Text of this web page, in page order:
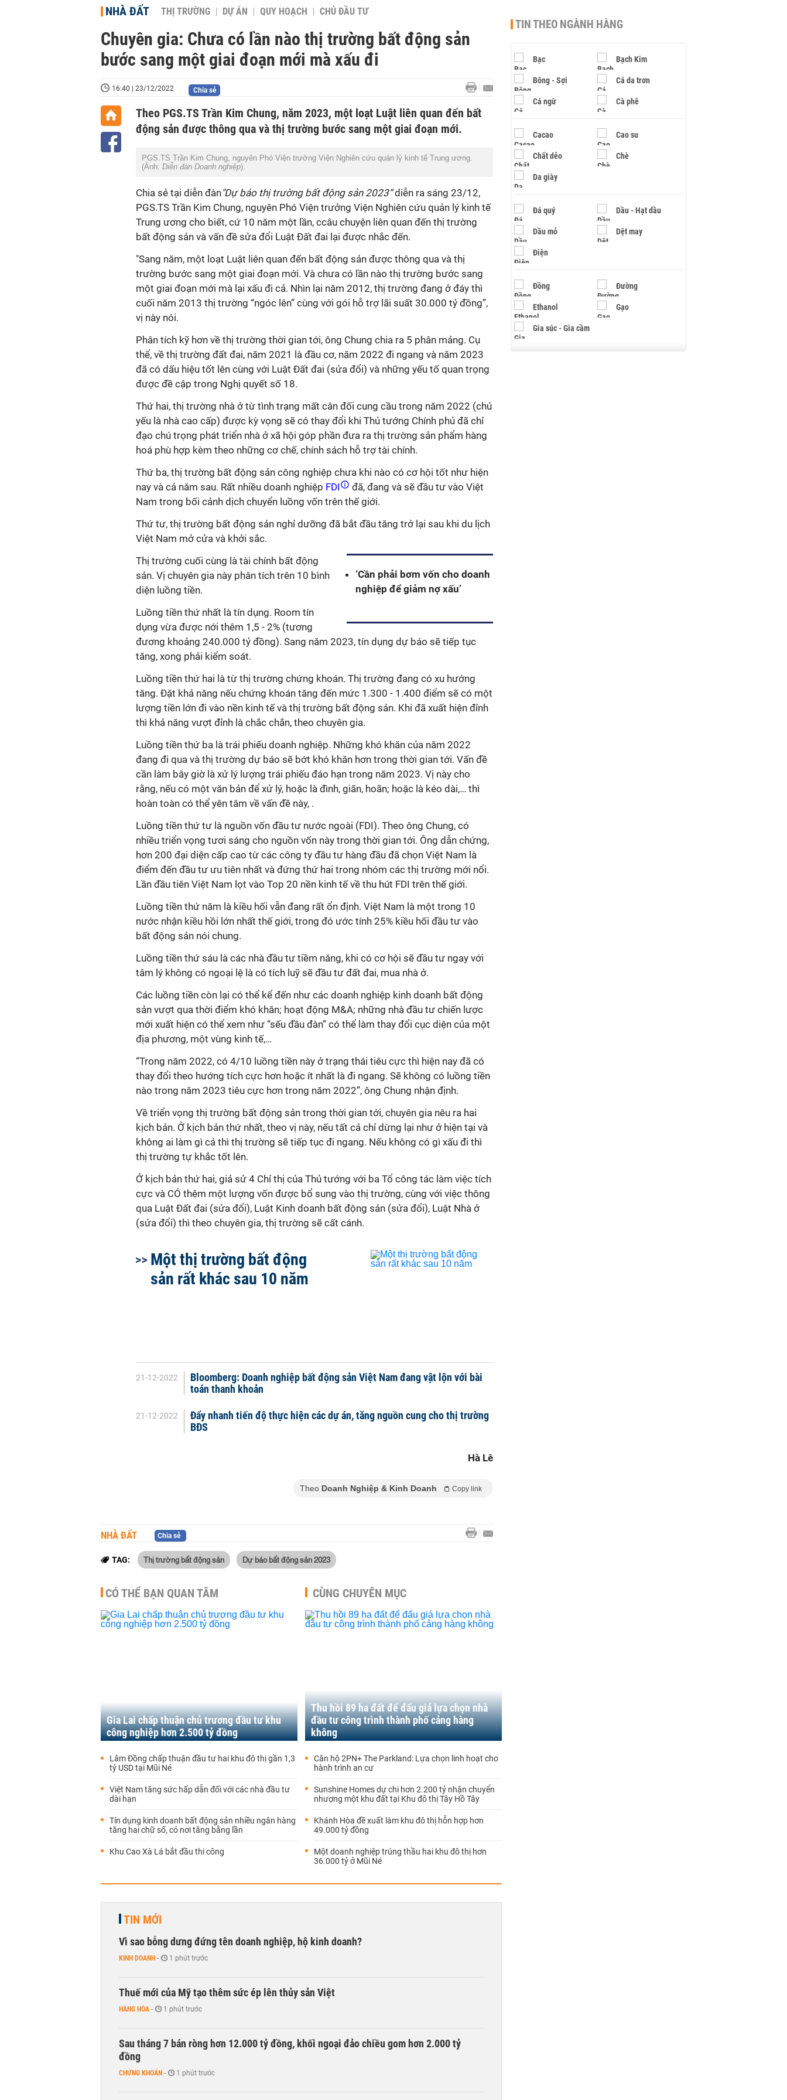
NHÀ ĐẤT THỊ TRƯỜNG DỰ ÁN QUY HOẠCH CHỦ ĐẦU TƯ
Chuyên gia: Chưa có lần nào thị trường bất động sản
bước sang một giai đoạn mới mà xấu đi
16:40 | 23/12/2022 Chia sẻ
Theo PGS.TS Trần Kim Chung, năm 2023, một loạt Luật liên quan đến bất
động sản được thông qua và thị trường bước sang một giai đoạn mới.
PGS.TS Trần Kim Chung, nguyên Phó Viện trưởng Viện Nghiên cứu quản lý kinh tế Trung ương.
(Ảnh: Diễn đàn Doanh nghiệp).
Chia sẻ tại diễn đàn"Dự báo thị trường bất động sản 2023”diễn ra sáng 23/12,
PGS.TS Trần Kim Chung, nguyên Phó Viện trưởng Viện Nghiên cứu quản lý kinh tế
Trung ương cho biết, cứ 10 năm một lần, ccâu chuyện liên quan đến thị trường
bất động sản và vấn đề sửa đổi Luật Đất đai lại được nhắc đến.
"Sang năm, một loạt Luật liên quan đến bất động sản được thông qua và thị
trường bước sang một giai đoạn mới. Và chưa có lần nào thị trường bước sang
một giai đoạn mới mà lại xấu đi cả. Nhìn lại năm 2012, thị trường đang ở đáy thì
cuối năm 2013 thị trường “ngóc lên” cùng với gói hỗ trợ lãi suất 30.000 tỷ đồng”,
vị này nói.
Phân tích kỹ hơn về thị trường thời gian tới, ông Chung chia ra 5 phân mảng. Cụ
thể, về thị trường đất đai, năm 2021 là đầu cơ, năm 2022 đi ngang và năm 2023
đã có dấu hiệu tốt lên cùng với Luật Đất đai (sửa đổi) và những yếu tố quan trọng
được đề cập trong Nghị quyết số 18.
Thứ hai, thị trường nhà ở từ tình trạng mất cân đối cung cầu trong năm 2022 (chủ
yếu là nhà cao cấp) được kỳ vọng sẽ có thay đổi khi Thủ tướng Chính phủ đã chỉ
đạo chú trọng phát triển nhà ở xã hội góp phần đưa ra thị trường sản phẩm hàng
hoá phù hợp kèm theo những cơ chế, chính sách hỗ trợ tài chính.
Thứ ba, thị trường bất động sản công nghiệp chưa khi nào có cơ hội tốt như hiện
nay và cả năm sau. Rất nhiều doanh nghiệp FDI
đã, đang và sẽ đầu tư vào Việt
Nam trong bối cảnh dịch chuyển luồng vốn trên thế giới.
Thứ tư, thị trường bất động sản nghỉ dưỡng đã bắt đầu tăng trở lại sau khi du lịch
Việt Nam mở cửa và khởi sắc.
‘Cần phải bơm vốn cho doanh
nghiệp để giảm nợ xấu’
Thị trường cuối cùng là tài chính bất động
sản. Vị chuyên gia này phân tích trên 10 bình
diện luồng tiền.
Luồng tiền thứ nhất là tín dụng. Room tín
dụng vừa được nới thêm 1,5 - 2% (tương
đương khoảng 240.000 tỷ đồng). Sang năm 2023, tín dụng dự báo sẽ tiếp tục
tăng, xong phải kiểm soát.
Luồng tiền thứ hai là từ thị trường chứng khoán. Thị trường đang có xu hướng
tăng. Đặt khả năng nếu chứng khoán tăng đến mức 1.300 - 1.400 điểm sẽ có một
lượng tiền lớn đi vào nền kinh tế và thị trường bất động sản. Khi đã xuất hiện đỉnh
thì khả năng vượt đỉnh là chắc chắn, theo chuyên gia.
Luồng tiền thứ ba là trái phiếu doanh nghiệp. Những khó khăn của năm 2022
đang đi qua và thị trường dự báo sẽ bớt khó khăn hơn trong thời gian tới. Vấn đề
cần làm bây giờ là xử lý lượng trái phiếu đáo hạn trong năm 2023. Vị này cho
rằng, nếu có một văn bản để xử lý, hoặc là đình, giãn, hoãn; hoặc là kéo dài,… thì
hoàn toàn có thể yên tâm về vấn đề này, .
Luồng tiền thứ tư là nguồn vốn đầu tư nước ngoài (FDI). Theo ông Chung, có
nhiều triển vọng tươi sáng cho nguồn vốn này trong thời gian tới. Ông dẫn chứng,
hơn 200 đại diện cấp cao từ các công ty đầu tư hàng đầu đã chọn Việt Nam là
điểm đến đầu tư ưu tiên nhất và đứng thứ hai trong nhóm các thị trường mới nổi.
Lần đầu tiên Việt Nam lọt vào Top 20 nền kinh tế về thu hút FDI trên thế giới.
Luồng tiền thứ năm là kiều hối vẫn đang rất ổn định. Việt Nam là một trong 10
nước nhận kiều hồi lớn nhất thế giới, trong đó ước tính 25% kiều hối đầu tư vào
bất động sản nói chung.
Luồng tiền thứ sáu là các nhà đầu tư tiềm năng, khi có cơ hội sẽ đầu tư ngay với
tâm lý không có ngoại lệ là có tích luỹ sẽ đầu tư đất đai, mua nhà ở.
Các luồng tiền còn lại có thể kể đến như các doanh nghiệp kinh doanh bất động
sản vượt qua thời điểm khó khăn; hoạt động M&A; những nhà đầu tư chiến lược
mới xuất hiện có thể xem như “sếu đầu đàn” có thể làm thay đổi cục diện của một
địa phương, một vùng kinh tế,…
“Trong năm 2022, có 4/10 luồng tiền này ở trạng thái tiêu cực thì hiện nay đã có
thay đổi theo hướng tích cực hơn hoặc ít nhất là đi ngang. Sẽ không có luồng tiền
nào trong năm 2023 tiêu cực hơn trong năm 2022”, ông Chung nhận định.
Về triển vọng thị trường bất động sản trong thời gian tới, chuyên gia nêu ra hai
kịch bản. Ở kịch bản thứ nhất, theo vị này, nếu tất cả chỉ dừng lại như ở hiện tại và
không ai làm gì cả thì thị trường sẽ tiếp tục đi ngang. Nếu không có gì xấu đi thì
thị trường tự khắc tốt lên.
Ở kịch bản thứ hai, giả sử 4 Chỉ thị của Thủ tướng với ba Tổ công tác làm việc tích
cực và CÓ thêm một lượng vốn được bổ sung vào thị trường, cùng với việc thông
qua Luật Đất đai (sửa đổi), Luật Kinh doanh bất động sản (sửa đổi), Luật Nhà ở
(sửa đổi) thì theo chuyên gia, thị trường sẽ cất cánh.
Một thị trường bất động
sản rất khác sau 10 năm
21-12-2022
Bloomberg: Doanh nghiệp bất động sản Việt Nam đang vật lộn với bài
toán thanh khoản
21-12-2022
Đẩy nhanh tiến độ thực hiện các dự án, tăng nguồn cung cho thị trường
BĐS
Hà Lê
Theo Doanh Nghiệp & Kinh Doanh Copy link
NHÀ ĐẤT Chia sẻ
TAG: Thị trường bất động sản Dự báo bất động sản 2023
CÓ THỂ BẠN QUAN TÂM
Gia Lai chấp thuận chủ trương đầu tư khu
công nghiệp hơn 2.500 tỷ đồng
Lâm Đồng chấp thuận đầu tư hai khu đô thị gần 1,3
tỷ USD tại Mũi Né
Việt Nam tăng sức hấp dẫn đối với các nhà đầu tư
dài hạn
Tín dụng kinh doanh bất động sản nhiều ngân hàng
tăng hai chữ số, có nơi tăng bằng lần
Khu Cao Xà Lá bắt đầu thi công
CÙNG CHUYÊN MỤC
Thu hồi 89 ha đất để đấu giá lựa chọn nhà
đầu tư công trình thành phố cảng hàng
không
Căn hộ 2PN+ The Parkland: Lựa chọn linh hoạt cho
hành trình an cư
Sunshine Homes dự chi hơn 2.200 tỷ nhận chuyển
nhượng một khu đất tại Khu đô thị Tây Hồ Tây
Khánh Hòa đề xuất làm khu đô thị hỗn hợp hơn
49.000 tỷ đồng
Một doanh nghiệp trúng thầu hai khu đô thị hơn
36.000 tỷ ở Mũi Né
TIN MỚI
Vì sao bỗng dưng đứng tên doanh nghiệp, hộ kinh doanh?
KINH DOANH - 1 phút trước
Thuế mới của Mỹ tạo thêm sức ép lên thủy sản Việt
HÀNG HÓA - 1 phút trước
Sau tháng 7 bán ròng hơn 12.000 tỷ đồng, khối ngoại đảo chiều gom hơn 2.000 tỷ
đồng
CHỨNG KHOÁN - 1 phút trước
TIN THEO NGÀNH HÀNG
Bạc Bạch Kim
Bông - Sợi Cá da trơn
Cá ngừ Cà phê
Cacao Cao su
Chất dẻo Chè
Da giày
Đá quý Dầu - Hạt dầu
Dầu mỏ Dệt may
Điện
Đồng Đường
Ethanol Gạo
Gia súc - Gia cầm